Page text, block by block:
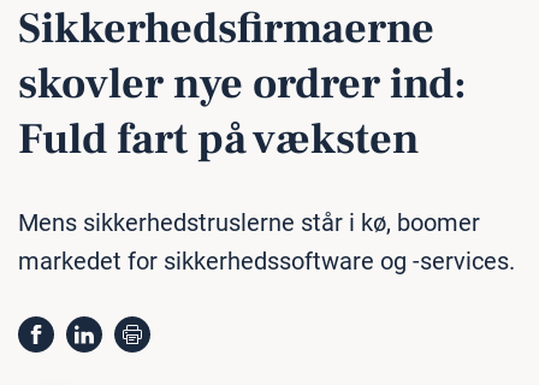
Sik­ker­heds­fir­ma­er­ne
skovler nye ordrer ind:
Fuld fart på væksten
Mens sikkerhedstruslerne står i kø, boomer
markedet for sikkerhedssoftware og -services.